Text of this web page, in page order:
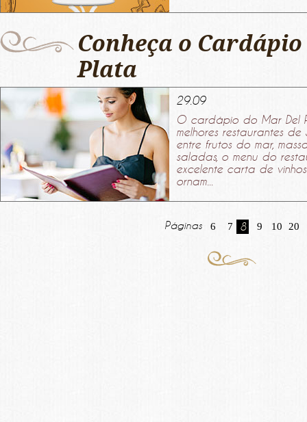
Conheça o
Plata
29.09
O cardápio do Mar Del
melhores restaurantes de
entre frutos do mar,
saladas, o menu do
excelente carta de
ornam...
Páginas 6 7 8 9 10 20